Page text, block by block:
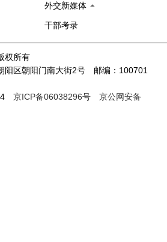
外交新媒体
干部考录
权所有
阳区朝阳门南大街2号 邮编：100701
京ICP备06038296号
京公网安备